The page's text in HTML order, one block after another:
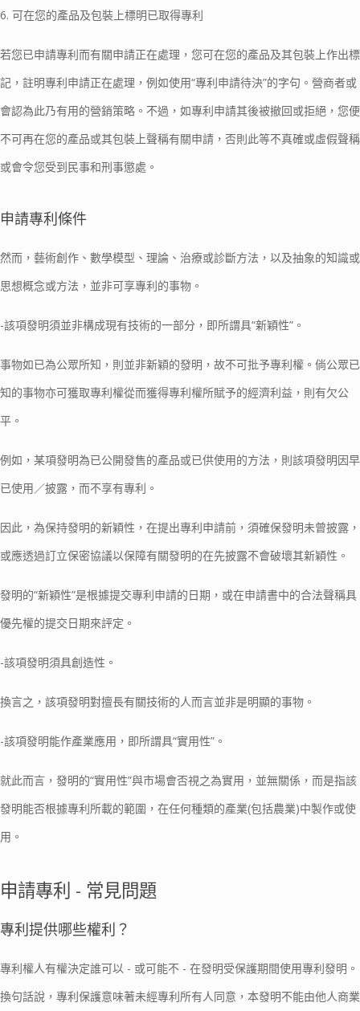
6. 可在您的產品及包裝上標明已取得專利
若您已申請專利而有關申請正在處理，您可在您的產品及其包裝上作出標
記，註明專利申請正在處理，例如使用“專利申請待決”的字句。營商者或
會認為此乃有用的營銷策略。不過，如專利申請其後被撤回或拒絕，您便
不可再在您的產品或其包裝上聲稱有關申請，否則此等不真確或虛假聲稱
或會令您受到民事和刑事懲處。
申請專利條件
然而，藝術創作、數學模型、理論、治療或診斷方法，以及抽象的知識或
思想概念或方法，並非可享專利的事物。
-該項發明須並非構成現有技術的一部分，即所謂具“新穎性”。
事物如已為公眾所知，則並非新穎的發明，故不可批予專利權。倘公眾已
知的事物亦可獲取專利權從而獲得專利權所賦予的經濟利益，則有欠公
平。
例如，某項發明為已公開發售的產品或已供使用的方法，則該項發明因早
已使用／披露，而不享有專利。
因此，為保持發明的新穎性，在提出專利申請前，須確保發明未曾披露，
或應透過訂立保密協議以保障有關發明的在先披露不會破壞其新穎性。
發明的“新穎性”是根據提交專利申請的日期，或在申請書中的合法聲稱具
優先權的提交日期來評定。
-該項發明須具創造性。
換言之，該項發明對擅長有關技術的人而言並非是明顯的事物。
-該項發明能作產業應用，即所謂具“實用性”。
就此而言，發明的“實用性”與市場會否視之為實用，並無關係，而是指該
發明能否根據專利所載的範圍，在任何種類的產業(包括農業)中製作或使
用。
申請專利 - 常見問題
專利提供哪些權利？
專利權人有權決定誰可以 - 或可能不 - 在發明受保護期間使用專利發明。
換句話說，專利保護意味著未經專利所有人同意，本發明不能由他人商業